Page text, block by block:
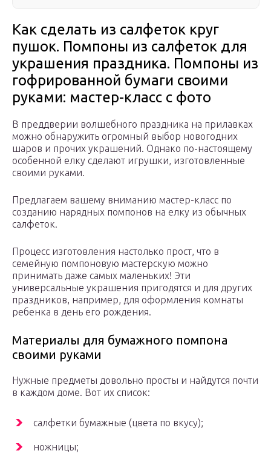
Как сделать из салфеток круг
пушок. Помпоны из салфеток для
украшения праздника. Помпоны из
гофрированной бумаги своими
руками: мастер-класс с фото
В преддверии волшебного праздника на прилавках
можно обнаружить огромный выбор новогодних
шаров и прочих украшений. Однако по-настоящему
особенной елку сделают игрушки, изготовленные
своими руками.
Предлагаем вашему вниманию мастер-класс по
созданию нарядных помпонов на елку из обычных
салфеток.
Процесс изготовления настолько прост, что в
семейную помпоновую мастерскую можно
принимать даже самых маленьких! Эти
универсальные украшения пригодятся и для других
праздников, например, для оформления комнаты
ребенка в день его рождения.
Материалы для бумажного помпона
своими руками
Нужные предметы довольно просты и найдутся почти
в каждом доме. Вот их список:
салфетки бумажные (цвета по вкусу);
ножницы;